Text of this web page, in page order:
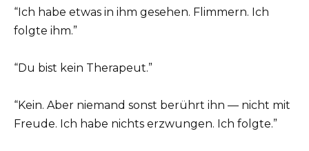
“Ich habe etwas in ihm gesehen. Flimmern. Ich
folgte ihm.”
“Du bist kein Therapeut.”
“Kein. Aber niemand sonst berührt ihn — nicht mit
Freude. Ich habe nichts erzwungen. Ich folgte.”